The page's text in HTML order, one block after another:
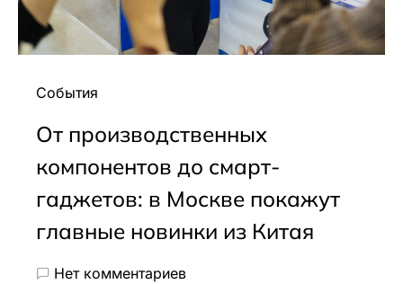
События
От производственных
компонентов до смарт-
гаджетов: в Москве покажут
главные новинки из Китая
Нет комментариев